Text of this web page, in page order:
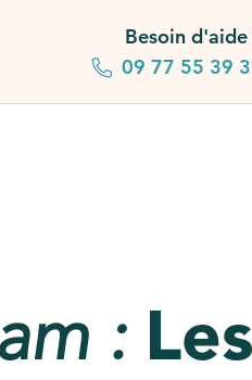
Besoin d'aide
09 77 55 39
: Les